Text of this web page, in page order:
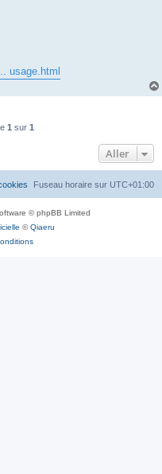
usage.html
1 sur 1
Aller
Fuseau horaire sur UTC+01:00
© phpBB Limited
©Qiaeru